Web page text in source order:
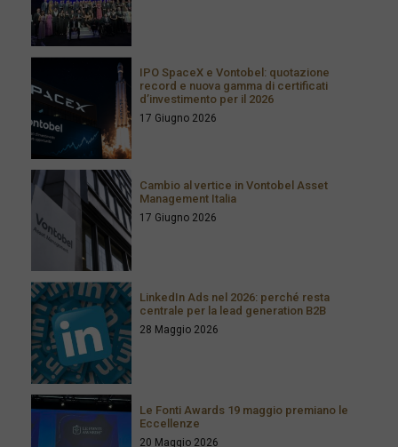
IPO SpaceX e Vontobel: quotazione
record e nuova gamma di certificati
d’investimento per il 2026
17 Giugno 2026
Cambio al vertice in Vontobel Asset
Management Italia
17 Giugno 2026
LinkedIn Ads nel 2026: perché resta
centrale per la lead generation B2B
28 Maggio 2026
Le Fonti Awards 19 maggio premiano le
Eccellenze
20 Maggio 2026